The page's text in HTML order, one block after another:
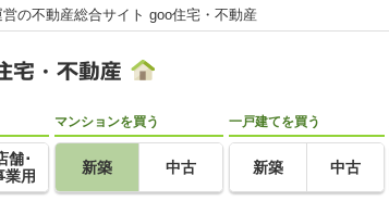
営の不動産総合サイト goo住宅・不動産
舗･
業用
マンションを買う
新築 中古
一戸建てを買う
新築 中古